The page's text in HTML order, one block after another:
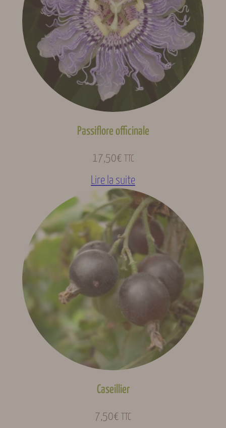
Passiflore officinale
17,50€ TTC
Lire la suite
Caseillier
7,50€ TTC